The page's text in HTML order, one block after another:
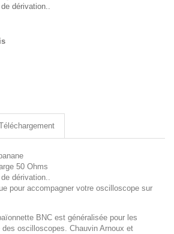
dérivation..
50 Ohms
dérivation..
pour accompagner votre oscilloscope sur
BNC est généralisée pour les
oscilloscopes. Chauvin Arnoux et